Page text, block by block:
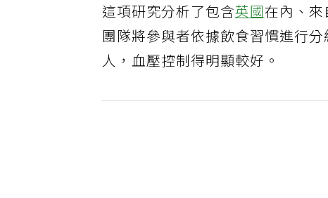
這項研究分析了包含英國在內、
團隊將參與者依據飲食習慣進行
人，血壓控制得明顯較好。